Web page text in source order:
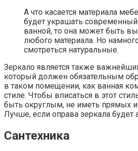
А что касается материала
будет украшать
ванной, то она может быть
любого материала. Но
смотреться натуральные.
Зеркало является также
который должен обязательным
в таком помещении, как ванная
стиле. Чтобы вписаться в этот
быть округлым, не иметь прямых и
Лучше, если оправа зеркала будет
Сантехника